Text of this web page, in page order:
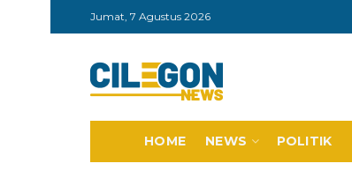
Jumat, 7 Agustus 2026
HOME NEWS POLITIK